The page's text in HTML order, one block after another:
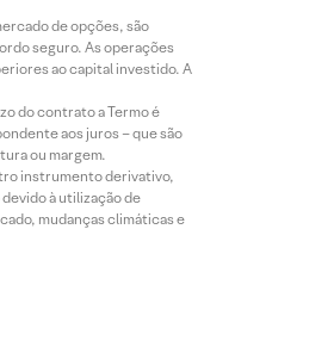
de opções, são
seguro. As operações
ao capital investido. A
do contrato a Termo é
aos juros – que são
ou margem.
instrumento derivativo,
à utilização de
mudanças climáticas e